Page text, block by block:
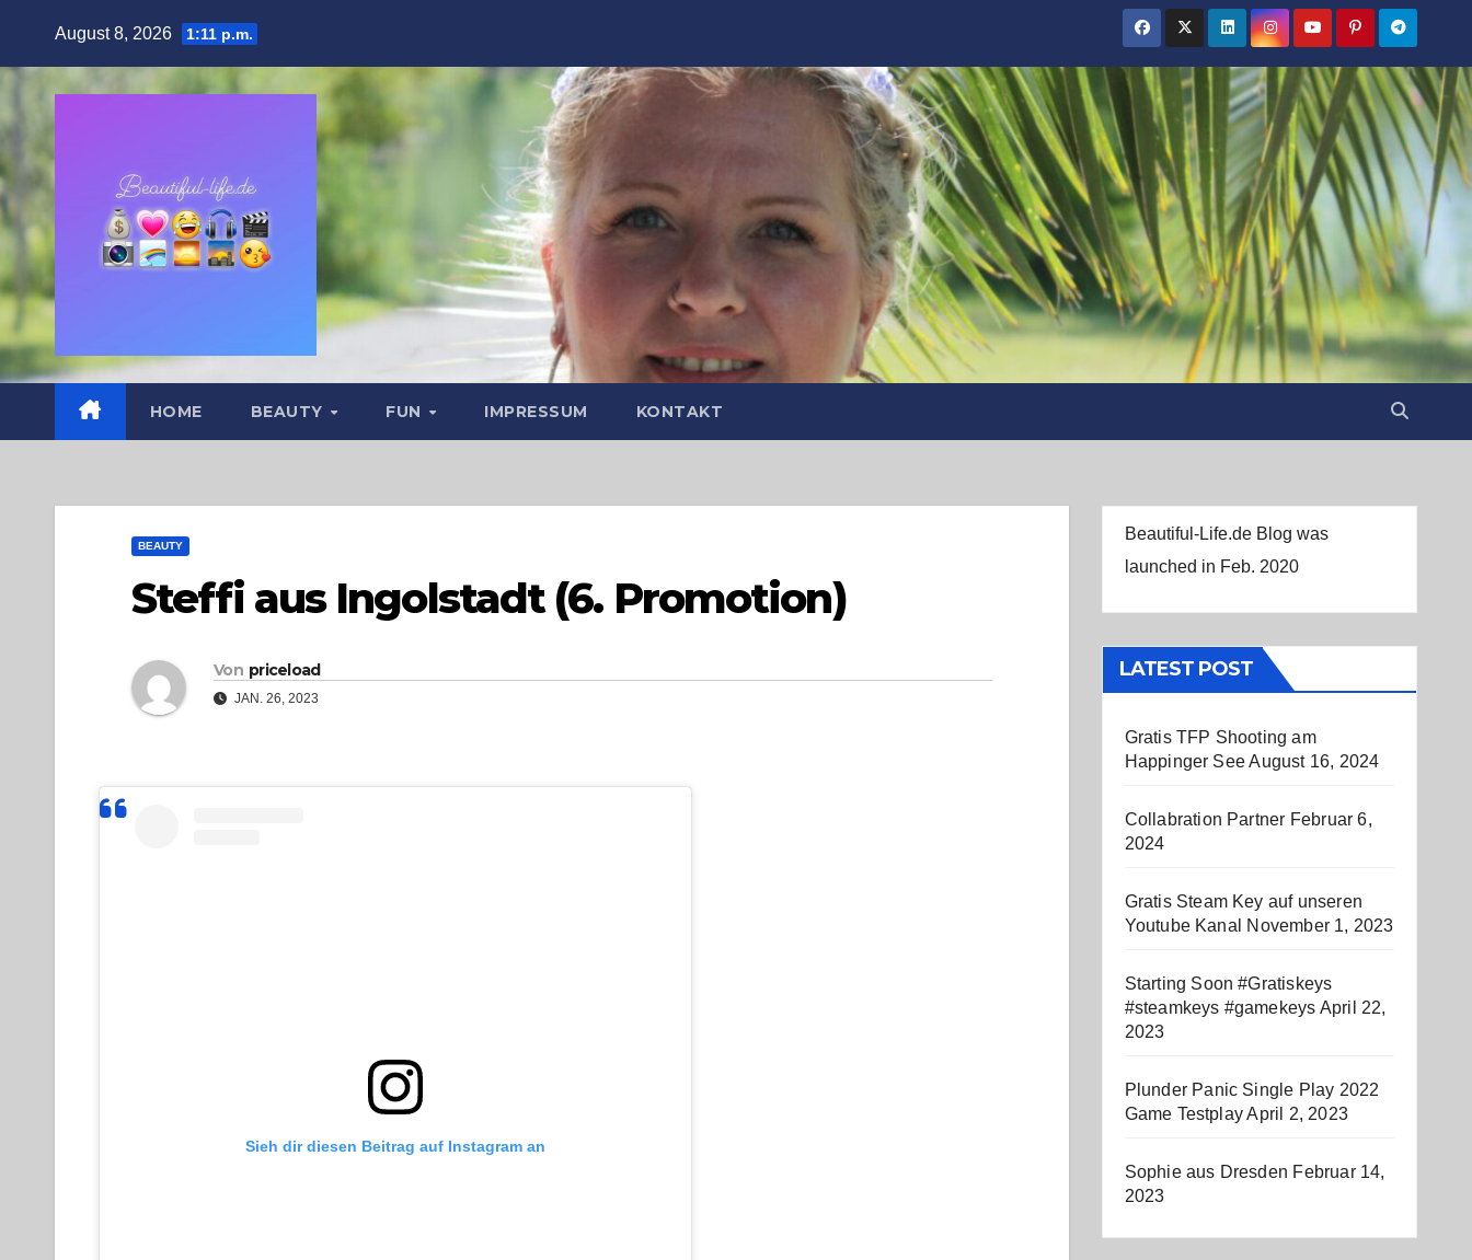
springen
August 8, 2026 1:11 p.m.
HOME BEAUTY FUN IMPRESSUM KONTAKT
BEAUTY
Steffi aus Ingolstadt (6. Promotion)
Von priceload
JAN. 26, 2023
Sieh dir diesen Beitrag auf Instagram an
Beautiful-Life.de Blog was
launched in Feb. 2020
LATEST POST
Gratis TFP Shooting am
Happinger SeeAugust 16, 2024
Collabration Partner Februar 6,
2024
Gratis Steam Key auf unseren
Youtube Kanal
November 1, 2023
Starting Soon #Gratiskeys
#steamkeys #gamekeys April 22,
2023
Plunder Panic Single Play 2022
Game TestplayApril 2, 2023
Sophie aus Dresden Februar 14,
2023